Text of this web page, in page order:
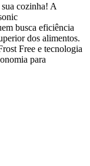
cozinha! A
busca eficiência
dos alimentos.
Free e tecnologia
para